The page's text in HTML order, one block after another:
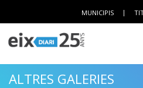
MUNICIPIS |
ALTRES GALERIES